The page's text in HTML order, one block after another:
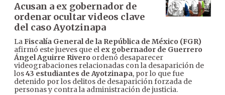
Acusan a ex gobernador de
ordenar ocultar videos clave
del caso Ayotzinapa
LaFiscalía General de la República de México (FGR)
afirmó este jueves que el ex gobernador de Guerrero
Ángel Aguirre Rivero ordenó desaparecer
videograbaciones relacionadas con la desaparición de
los43 estudiantes de Ayotzinapa, por lo que fue
detenido por los delitos de desaparición forzada de
personas y contra la administración de justicia.